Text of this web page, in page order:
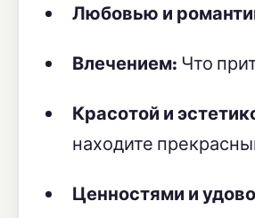
Любовью и
Влечением: Что
Красотой и
находите
Ценностями и